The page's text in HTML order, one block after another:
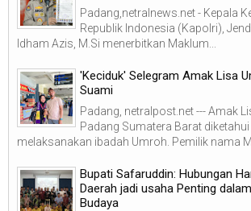
Padang,netralnews.net - Kepala
Republik Indonesia (Kapolri),
Idham Azis, M.Si menerbitkan Maklum...
'Keciduk' Selegram Amak Lisa
Suami
Padang, netralpost.net --- Amak
Padang Sumatera Barat
melaksanakan ibadah Umroh. Pemilik nama
Bupati Safaruddin: Hubungan
Daerah jadi usaha Penting
Budaya